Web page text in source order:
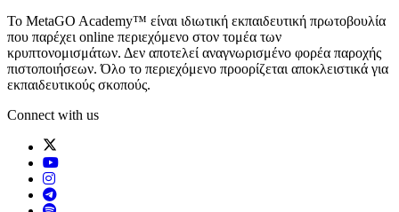
Το MetaGO Academy™ είναι ιδιωτική εκπαιδευτική πρωτοβουλία
που παρέχει online περιεχόμενο στον τομέα των
κρυπτονομισμάτων. Δεν αποτελεί αναγνωρισμένο φορέα παροχής
πιστοποιήσεων. Όλο το περιεχόμενο προορίζεται αποκλειστικά για
εκπαιδευτικούς σκοπούς.
Connect with us